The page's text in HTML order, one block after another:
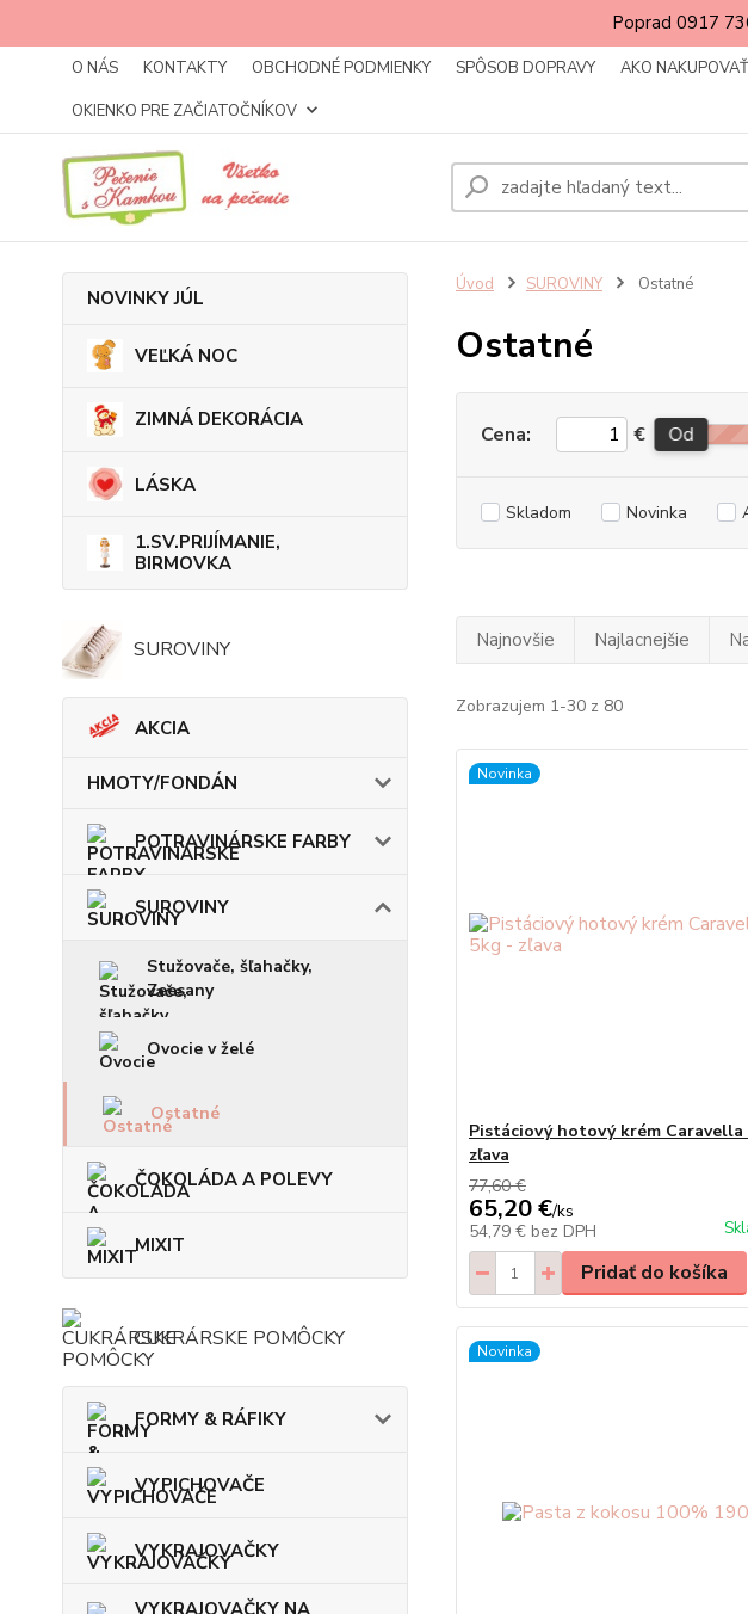
Poprad 0917
O NÁS KONTAKTY OBCHODNÉ PODMIENKY SPÔSOB DOPRAVY AKO NAKUPOVAŤ
OKIENKO PRE ZAČIATOČNÍKOV
NOVINKY JÚL
VEĽKÁ NOC
ZIMNÁ DEKORÁCIA
LÁSKA
1.SV.PRIJÍMANIE,
BIRMOVKA
SUROVINY
AKCIA
HMOTY/FONDÁN
POTRAVINÁRSKE FARBY
SUROVINY
Stužovače, šľahačky,
Zeesany
Ovocie v želé
Ostatné
ČOKOLÁDA A POLEVY
MIXIT
CUKRÁRSKE POMÔCKY
FORMY & RÁFIKY
VYPICHOVAČE
VYKRAJOVAČKY
Úvod SUROVINY Ostatné
Ostatné
Cena: € Od
Skladom Novinka
Najnovšie Najlacnejšie
Zobrazujem 1-30 z 80
Novinka
Pistáciový hotový krém Caravella
zľava
77,60 €
65,20 €/ks
54,79 € bez DPH
Pridať do košíka
Novinka